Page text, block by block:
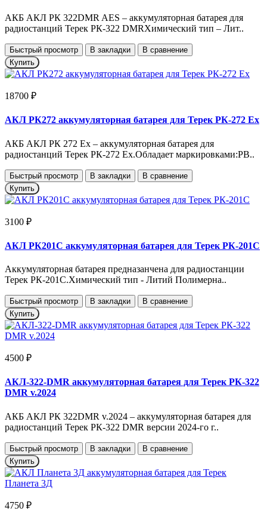
АКБ АКЛ РК 322DMR AES – аккумуляторная батарея для
радиостанций Терек РК-322 DMRХимический тип – Лит..
Быстрый просмотр В закладки
В сравнение
Купить
18700 ₽
АКЛ РК272 аккумуляторная батарея для Терек РК-272 Ex
АКБ АКЛ РК 272 Ex – аккумуляторная батарея для
радиостанций Терек РК-272 Ex.Обладает маркировками:РB..
Быстрый просмотр В закладки
В сравнение
Купить
3100 ₽
АКЛ РК201С аккумуляторная батарея для Терек РК-201С
Аккумуляторная батарея предназанчена для радиостанции
Терек РК-201С.Химический тип - Литий Полимерна..
Быстрый просмотр В закладки
В сравнение
Купить
4500 ₽
АКЛ-322-DMR аккумуляторная батарея для Терек РК-322
DMR v.2024
АКБ АКЛ РК 322DMR v.2024 – аккумуляторная батарея для
радиостанций Терек РК-322 DMR версии 2024-го г..
Быстрый просмотр В закладки
В сравнение
Купить
4750 ₽